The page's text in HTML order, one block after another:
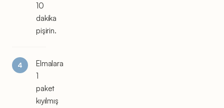
10
dakika
pişirin.
Elmalara
1
paket
kıyılmış